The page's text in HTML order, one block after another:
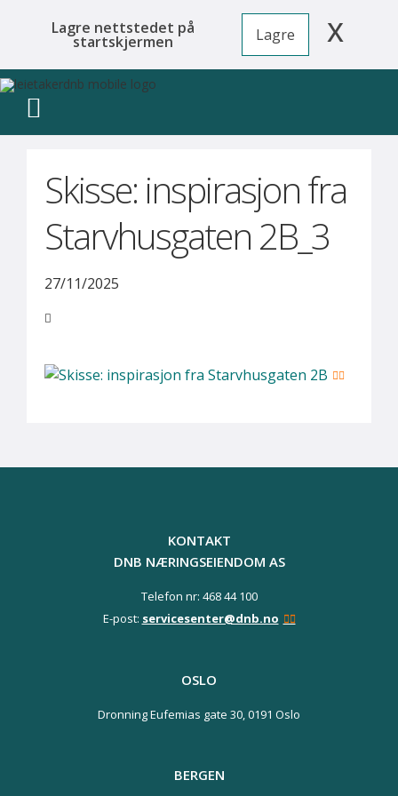
Lagre nettstedet på
startskjermen Lagre x
Skisse: inspirasjon fra
Starvhusgaten 2B_3
27/11/2025
KONTAKT
DNB NÆRINGSEIENDOM AS
Telefon nr: 468 44 100
E-post: servicesenter@dnb.no
OSLO
Dronning Eufemias gate 30,0191 Oslo
BERGEN